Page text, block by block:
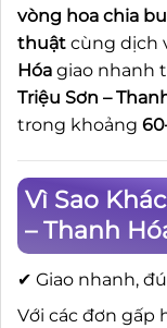
vòng hoa chia
thuật cùng dịch
Hóa giao nhanh
Triệu Sơn –
trong khoảng
Vì Sao
– Thanh
✔ Giao nhanh,
Với các đơn gấp